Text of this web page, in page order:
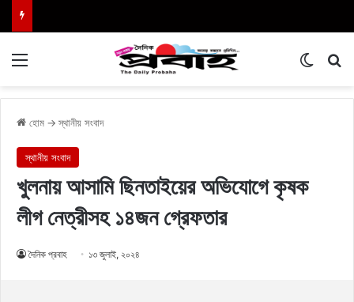
হোম → স্থানীয় সংবাদ
স্থানীয় সংবাদ
খুলনায় আসামি ছিনতাইয়ের অভিযোগে কৃষক
লীগ নেত্রীসহ ১৪জন গ্রেফতার
দৈনিক প্রবাহ ১৩ জুলাই, ২০২৪